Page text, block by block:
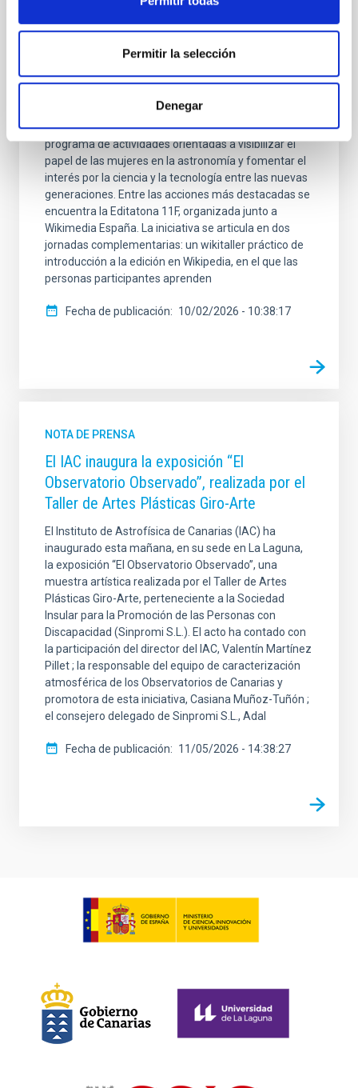
Permitir la selección
Denegar
El IAC refuerza su compromiso con la
igualdad en ciencia con actividades
a la conmemoración del Día Internacional de las
Mujeres y las Niñas en la Ciencia con un amplio
programa de actividades orientadas a visibilizar el
papel de las mujeres en la astronomía y fomentar el
interés por la ciencia y la tecnología entre las nuevas
generaciones. Entre las acciones más destacadas se
encuentra la Editatona 11F, organizada junto a
Wikimedia España. La iniciativa se articula en dos
jornadas complementarias: un wikitaller práctico de
introducción a la edición en Wikipedia, en el que las
personas participantes aprenden
Fecha de publicación 10/02/2026 - 10:38:17
NOTA DE PRENSA
El IAC inaugura la exposición “El
Observatorio Observado”, realizada por el
Taller de Artes Plásticas Giro-Arte
El Instituto de Astrofísica de Canarias (IAC) ha
inaugurado esta mañana, en su sede en La Laguna,
la exposición “El Observatorio Observado”, una
muestra artística realizada por el Taller de Artes
Plásticas Giro-Arte, perteneciente a la Sociedad
Insular para la Promoción de las Personas con
Discapacidad (Sinpromi S.L.). El acto ha contado con
la participación del director del IAC, Valentín Martínez
Pillet ; la responsable del equipo de caracterización
atmosférica de los Observatorios de Canarias y
promotora de esta iniciativa, Casiana Muñoz-Tuñón ;
el consejero delegado de Sinpromi S.L., Adal
Fecha de publicación 11/05/2026 - 14:38:27